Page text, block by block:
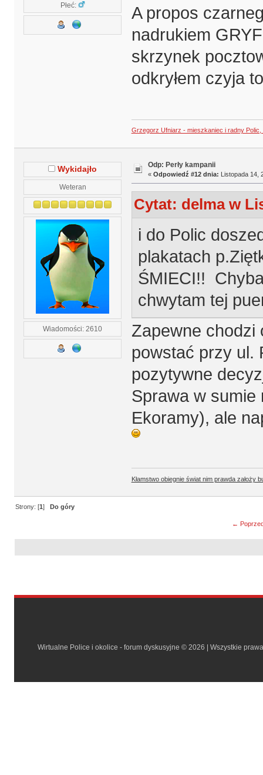
Płeć:
A propos
nadrukiem
skrzynek
odkryłem czyja
Grzegorz Ufniarz - mieszkaniec i radny
Wykidajło
Weteran
Wiadomości: 2610
Odp: Perły kampanii
« Odpowiedź #12 dnia: Listopada 14,
Cytat: delma w
i do Polic
plakatach
ŚMIECI!!
chwytam tej
Zapewne chodzi
powstać przy ul.
pozytywne
Sprawa w sumie
Ekoramy), ale
Kłamstwo obiegnie świat nim prawda założy
Strony: [1]Do góry
←
Wirtualne Police i okolice - forum dyskusyjne © 2026 | Wszystkie